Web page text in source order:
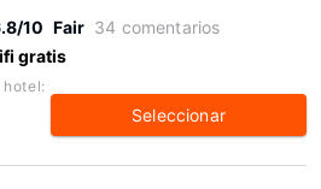
10 Fair 34 comentarios
gratis
hotel:
Seleccionar